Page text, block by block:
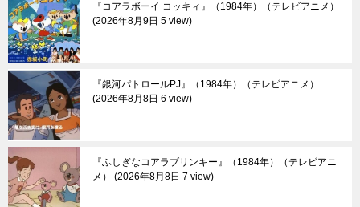
『コアラボーイ コッキィ』（1984年）（テレビアニメ）
2026年8月9日 5 view
『銀河パトロールPJ』（1984年）（テレビアニメ）
2026年8月8日 6 view
『ふしぎなコアラブリンキー』（1984年）（テレビアニ
メ）
2026年8月8日 7 view